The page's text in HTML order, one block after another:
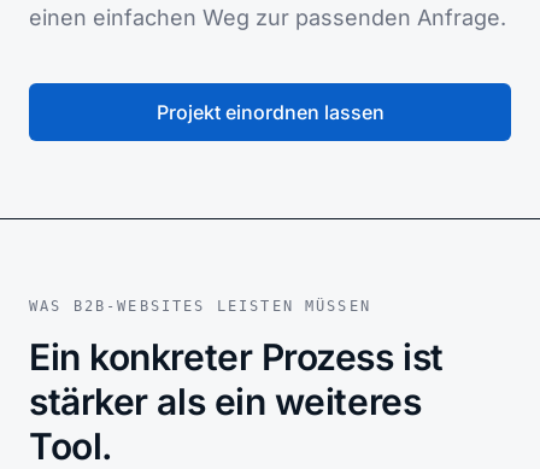
einen einfachen Weg zur passenden Anfrage.
Projekt einordnen lassen
WAS B2B-WEBSITES LEISTEN MÜSSEN
Ein konkreter Prozess ist
stärker als ein weiteres
Tool.